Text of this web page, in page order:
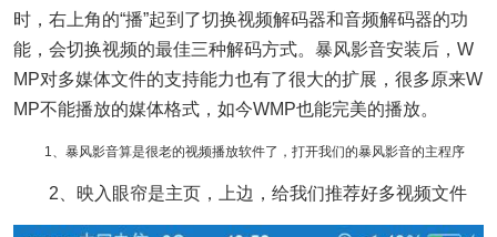
时，右上角的“播”起到了切换视频解码器和音频解码器的功
能，会切换视频的最佳三种解码方式。暴风影音安装后，W
MP对多媒体文件的支持能力也有了很大的扩展，很多原来W
MP不能播放的媒体格式，如今WMP也能完美的播放。
1、暴风影音算是很老的视频播放软件了，打开我们的暴风影音的主程序
2、映入眼帘是主页，上边，给我们推荐好多视频文件